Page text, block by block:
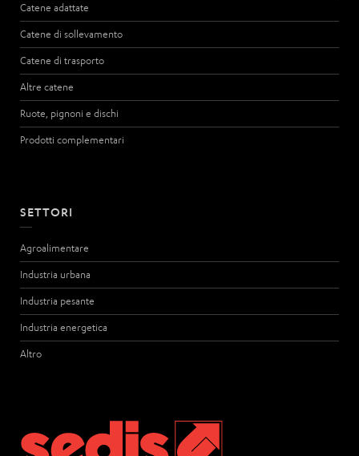
Catene adattate
Catene di sollevamento
Catene di trasporto
Altre catene
Ruote, pignoni e dischi
Prodotti complementari
SETTORI
Agroalimentare
Industria urbana
Industria pesante
Industria energetica
Altro